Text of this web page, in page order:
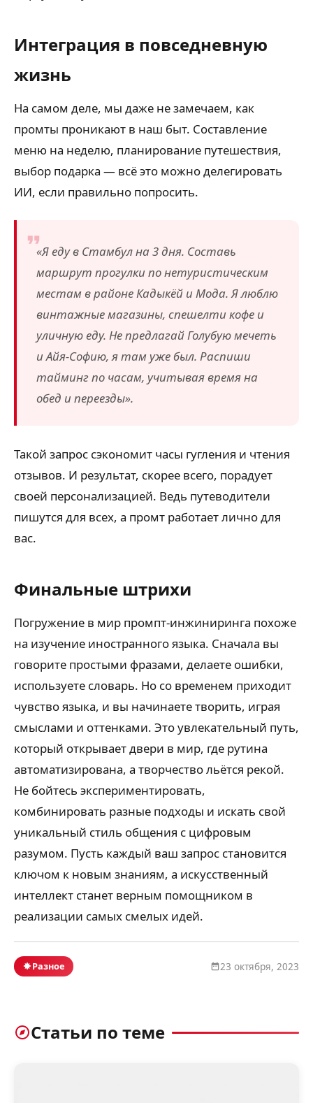
Интеграция в повседневную
жизнь
На самом деле, мы даже не замечаем, как
промты проникают в наш быт. Составление
меню на неделю, планирование путешествия,
выбор подарка — всё это можно делегировать
ИИ, если правильно попросить.
«Я еду в Стамбул на 3 дня. Составь
маршрут прогулки по нетуристическим
местам в районе Кадыкёй и Мода. Я люблю
винтажные магазины, спешелти кофе и
уличную еду. Не предлагай Голубую мечеть
и Айя-Софию, я там уже был. Распиши
тайминг по часам, учитывая время на
обед и переезды».
Такой запрос сэкономит часы гугления и чтения
отзывов. И результат, скорее всего, порадует
своей персонализацией. Ведь путеводители
пишутся для всех, а промт работает лично для
вас.
Финальные штрихи
Погружение в мир промпт-инжиниринга похоже
на изучение иностранного языка. Сначала вы
говорите простыми фразами, делаете ошибки,
используете словарь. Но со временем приходит
чувство языка, и вы начинаете творить, играя
смыслами и оттенками. Это увлекательный путь,
который открывает двери в мир, где рутина
автоматизирована, а творчество льётся рекой.
Не бойтесь экспериментировать,
комбинировать разные подходы и искать свой
уникальный стиль общения с цифровым
разумом. Пусть каждый ваш запрос становится
ключом к новым знаниям, а искусственный
интеллект станет верным помощником в
реализации самых смелых идей.
Разное 23 октября, 2023
Статьи по теме